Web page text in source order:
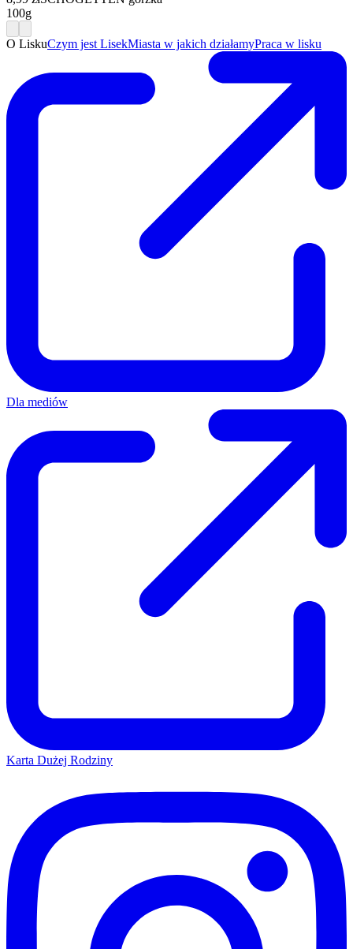
100g
O LiskuCzym jest LisekMiasta w jakich działamyPraca w lisku
Dla mediów
Karta Dużej Rodziny